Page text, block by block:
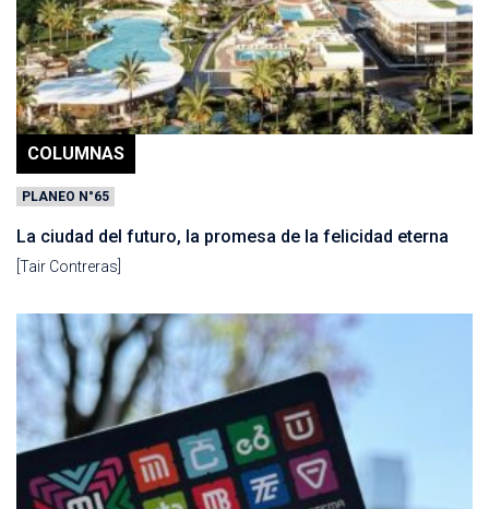
COLUMNAS
PLANEO N°65
La ciudad del futuro, la promesa de la felicidad eterna
[Tair Contreras]